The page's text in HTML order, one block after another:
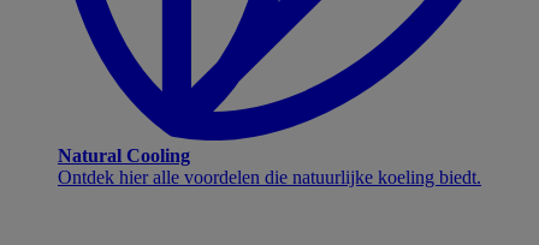
Natural Cooling
Ontdek hier alle voordelen die natuurlijke koeling biedt.